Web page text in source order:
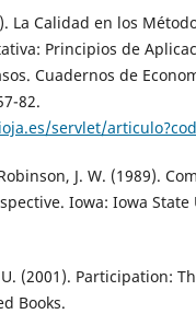
La Calidad en los
Principios de
Cuadernos de
82.
servlet/
J. W. (1989).
Iowa: Iowa State
(2001). Participation:
Books.